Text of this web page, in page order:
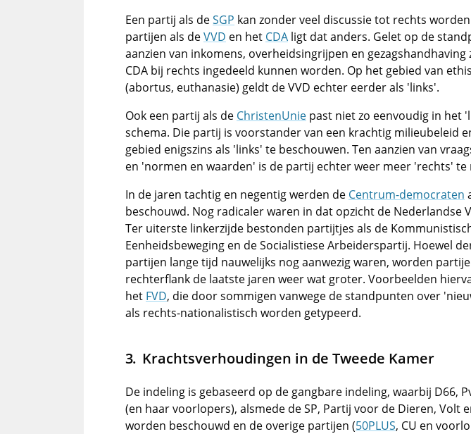
Een partij als deSGP kan zonder veel discussie tot rechts
partijen als deVVD en het CDA ligt dat anders. Gelet op de
aanzien van inkomens, overheidsingrijpen en gezagshandhaving
CDA bij rechts ingedeeld kunnen worden. Op het gebied van
(abortus, euthanasie) geldt de VVD echter eerder als 'links'.
Ook een partij als de ChristenUnie past niet zo eenvoudig in het
schema. Die partij is voorstander van een krachtig milieubeleid
gebied enigszins als 'links' te beschouwen. Ten aanzien van
en 'normen en waarden' is de partij echter weer meer 'rechts' te
In de jaren tachtig en negentig werden de Centrum-democraten
beschouwd. Nog radicaler waren in dat opzicht de Nederlandse
Ter uiterste linkerzijde bestonden partijtjes als de
Eenheidsbeweging en de Socialistiese Arbeiderspartij. Hoewel
partijen lange tijd nauwelijks nog aanwezig waren, worden
rechterflank de laatste jaren weer wat groter. Voorbeelden
het FVD, die door sommigen vanwege de standpunten over
als rechts-nationalistisch worden getypeerd.
Krachtsverhoudingen in de Tweede Kamer
De indeling is gebaseerd op de gangbare indeling, waarbij D66,
(en haar voorlopers), alsmede de SP, Partij voor de Dieren, Volt
worden beschouwd en de overige partijen (50PLUS, CU en